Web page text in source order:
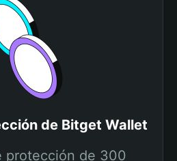
de Bitget Wallet
protección de 300